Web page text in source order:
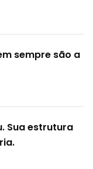
sempre são a
Sua estrutura